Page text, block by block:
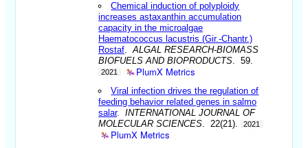
Chemical induction of polyploidy
increases astaxanthin accumulation
capacity in the microalgae
Haematococcus lacustris (Gir.-Chantr.)
Rostaf.ALGAL RESEARCH-BIOMASS
BIOFUELS AND BIOPRODUCTS. 59.
2021 PlumX Metrics
Viral infection drives the regulation of
feeding behavior related genes in salmo
salar.INTERNATIONAL JOURNAL OF
MOLECULAR SCIENCES. 22(21). 2021
PlumX Metrics